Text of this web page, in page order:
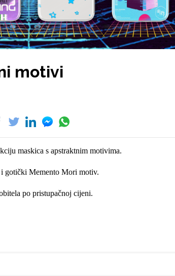
motivi
maskica s apstraktnim motivima.
gotički Memento Mori motiv.
po pristupačnoj cijeni.